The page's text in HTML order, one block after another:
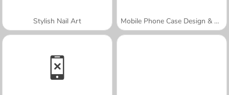
Stylish Nail Art Mobile Phone Case Design & DIY